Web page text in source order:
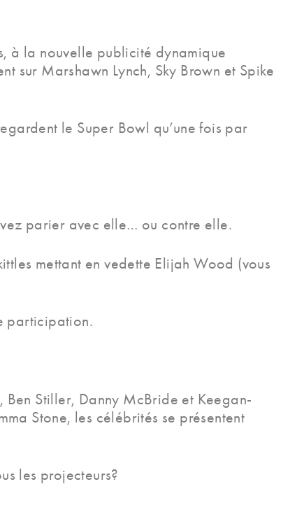
à la nouvelle publicité dynamique
sur Marshawn Lynch, Sky Brown et Spike
le Super Bowl qu’une fois par
parier avec elle… ou contre elle.
mettant en vedette Elijah Wood (vous
participation.
Ben Stiller, Danny McBride et Keegan-
Stone, les célébrités se présentent
les projecteurs?